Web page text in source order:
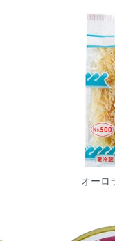
オーロ